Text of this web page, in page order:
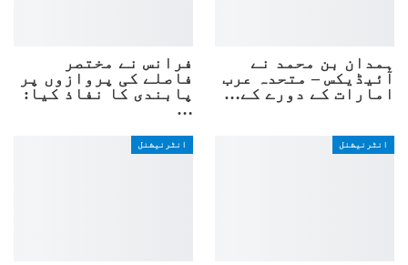
ہمدان بن محمد نے
آئیڈیکس – متحدہ عرب
امارات کے دورے کے…
فرانس نے مختصر
فاصلے کی پروازوں پر
پابندی کا نفاذ کیا:
…
انٹرنیشنل انٹرنیشنل